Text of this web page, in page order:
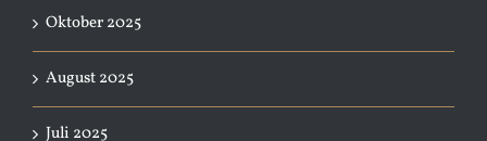
Oktober 2025
August 2025
Juli 2025